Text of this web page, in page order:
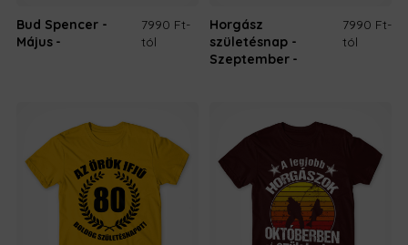
Bud Spencer -
Május
7990 Ft-
tól
Horgász
születésnap -
Szeptember
7990 Ft-
tól